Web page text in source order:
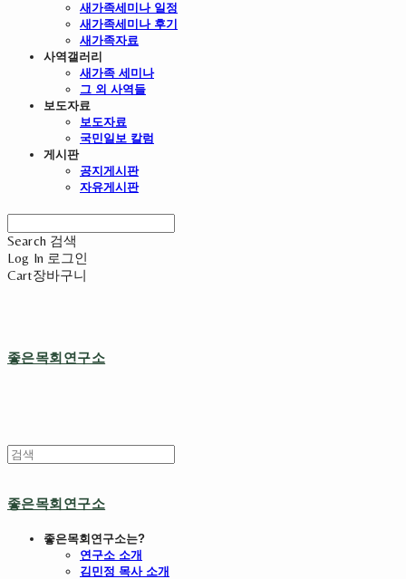
새가족세미나 일정
새가족세미나 후기
새가족자료
사역갤러리
새가족 세미나
그 외 사역들
보도자료
보도자료
국민일보 칼럼
게시판
공지게시판
자유게시판
Search 검색
Log In 로그인
Cart장바구니
좋은목회연구소
좋은목회연구소
좋은목회연구소는?
연구소 소개
김민정 목사 소개